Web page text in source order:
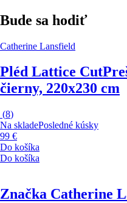
Bude sa hodiť
Catherine Lansfield
Pléd Lattice Cut
čierny, 220x230 cm
(8)
Na skladePosledné kúsky
99 €
Do košíka
Do košíka
Značka Catherine